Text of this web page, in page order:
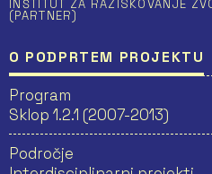
INŠTITUT ZA RAZISKOVANJE
(PARTNER)
O PODPRTEM PROJEKTU
Program
Sklop 1.2.1 (2007-2013)
Področje